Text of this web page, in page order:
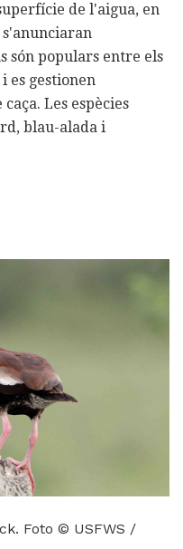
de l'aigua, en
s'anunciaran
són populars entre els
es gestionen
Les espècies
blau-alada i
Foto © USFWS /